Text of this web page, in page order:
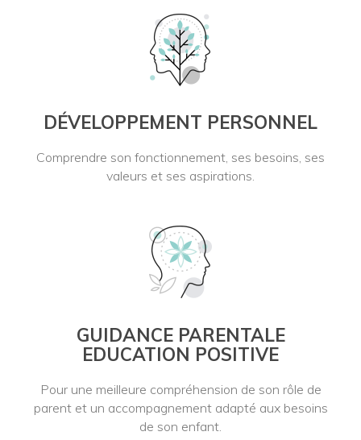
DÉVELOPPEMENT PERSONNEL
Comprendre son fonctionnement, ses besoins, ses
valeurs et ses aspirations.
GUIDANCE PARENTALE
EDUCATION POSITIVE
Pour une meilleure compréhension de son rôle de
parent et un accompagnement adapté aux besoins
de son enfant.